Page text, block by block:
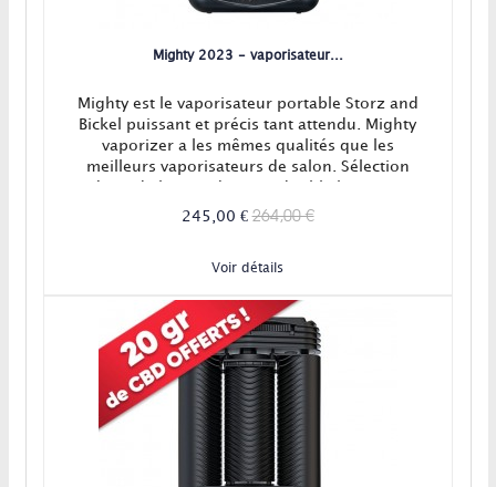
Mighty 2023 - vaporisateur...
Mighty est le vaporisateur portable Storz and
Bickel puissant et précis tant attendu. Mighty
vaporizer a les mêmes qualités que les
meilleurs vaporisateurs de salon. Sélection
lithium et élément de chauffe de haut niveau
avec...
245,00 €264,00 €
Voir détails